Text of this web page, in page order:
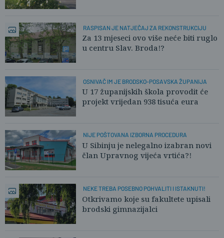
RASPISAN JE NATJEČAJ ZA REKONSTRUKCIJU
Za 13 mjeseci ovo više neće biti ruglo
u centru Slav. Broda!?
OSNIVAČ IM JE BRODSKO-POSAVSKA ŽUPANIJA
U 17 županijskih škola provodit će
projekt vrijedan 938 tisuća eura
NIJE POŠTOVANA IZBORNA PROCEDURA
U Sibinju je nelegalno izabran novi
član Upravnog vijeća vrtića?!
NEKE TREBA POSEBNO POHVALITI I ISTAKNUTI!
Otkrivamo koje su fakultete upisali
brodski gimnazijalci